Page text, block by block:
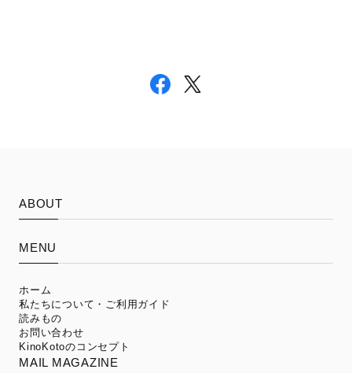
ABOUT
MENU
ホーム
私たちについて・ご利用ガイド
読みもの
お問い合わせ
KinoKotoのコンセプト
MAIL MAGAZINE